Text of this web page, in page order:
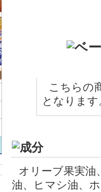
こちらの
となりま
オリーブ果実油
油、ヒマシ油、